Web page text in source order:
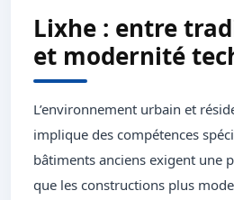
Lixhe : entre
et modernité
L’environnement urbain et
implique des compétences
bâtiments anciens exigent une
que les constructions plus